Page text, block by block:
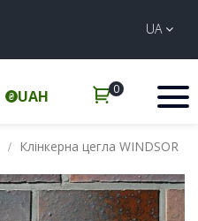
UA
UAH 0
Клінкерна цегла WINDSOR